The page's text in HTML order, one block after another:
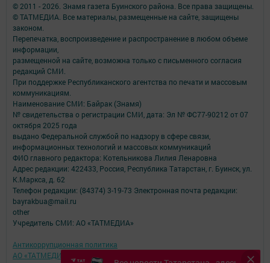
© 2011 - 2026. Знамя газета Буинского района. Все права защищены.
© ТАТМЕДИА. Все материалы, размещенные на сайте, защищены
законом.
Перепечатка, воспроизведение и распространение в любом объеме
информации,
размещенной на сайте, возможна только с письменного согласия
редакций СМИ.
При поддержке Республиканского агентства по печати и массовым
коммуникациям.
Наименование СМИ: Байрак (Знамя)
№ свидетельства о регистрации СМИ, дата: Эл № ФС77-90212 от 07
октября 2025 года
выдано Федеральной службой по надзору в сфере связи,
информационных технологий и массовых коммуникаций
ФИО главного редактора: Котельникова Лилия Ленаровна
Адрес редакции: 422433, Россия, Республика Татарстан, г. Буинск, ул.
К.Маркса, д. 62
Телефон редакции: (84374) 3-19-73 Электронная почта редакции:
bayrakbua@mail.ru
other
Учредитель СМИ: АО «ТАТМЕДИА»
Антикоррупционная политика
АО «ТАТМЕДИА» использует «cookie»
для персонализации сервисов и